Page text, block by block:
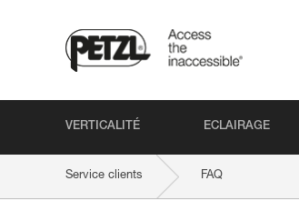
VERTICALITÉ ECLAIRAGE
Service clients FAQ